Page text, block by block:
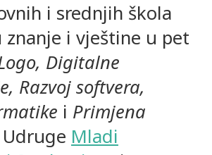
i srednjih škola
i vještine u pet
Digitalne
Razvoj softvera,
i Primjena
Udruge Mladi